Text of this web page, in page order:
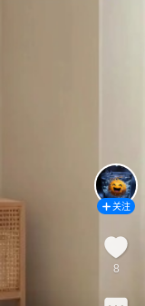
关注
8